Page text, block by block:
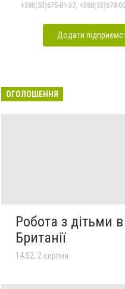
Додати
ОГОЛОШЕННЯ
Робота з дітьми
Британії
14:52, 2 серпня